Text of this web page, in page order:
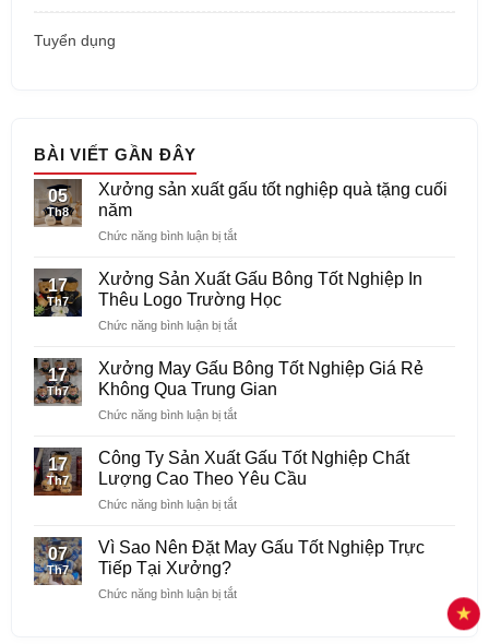
Tuyển dụng
BÀI VIẾT GẦN ĐÂY
05
Th8
Xưởng sản xuất gấu tốt nghiệp quà tặng cuối
năm
Chức năng bình luận bị tắtở
sản
xuất
gấu
tốt
quà
tặng
năm
17
Th7
Xưởng Sản Xuất Gấu Bông Tốt Nghiệp In
Thêu Logo Trường Học
Chức năng bình luận bị tắtở
Sản
Xuất
Gấu
Bông
Nghiệp
In
Logo
Học
17
Th7
Xưởng May Gấu Bông Tốt Nghiệp Giá Rẻ
Không Qua Trung Gian
Chức năng bình luận bị tắtở
May
Gấu
Bông
Tốt
Giá
Qua
17
Th7
Công Ty Sản Xuất Gấu Tốt Nghiệp Chất
Lượng Cao Theo Yêu Cầu
Chức năng bình luận bị tắtở
Ty
Sản
Gấu
07
Th7
Vì Sao Nên Đặt May Gấu Tốt Nghiệp Trực
Tiếp Tại Xưởng?
Chức năng bình luận bị tắtở